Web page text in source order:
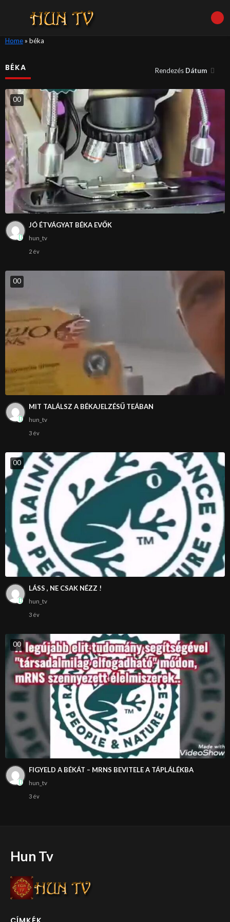
Home» béka
BÉKA Rendezés Dátum
00
JÓ ÉTVÁGYAT BÉKA EVŐK
hun_tv
2 év
00
MIT TALÁLSZ A BÉKAJELZÉSŰ TEÁBAN
hun_tv
3 év
00
LÁSS , NE CSAK NÉZZ !
hun_tv
3 év
00
FIGYELD A BÉKÁT – MRNS BEVITELE A TÁPLÁLÉKBA
hun_tv
3 év
Hun Tv